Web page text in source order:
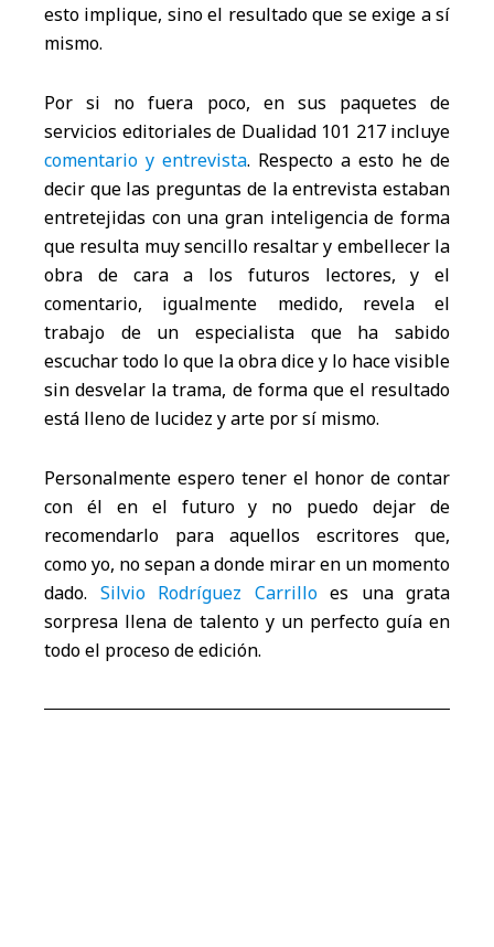
esto implique, sino el resultado que se exige a sí
mismo.
Por si no fuera poco, en sus paquetes de
servicios editoriales de Dualidad 101 217 incluye
comentario y entrevista. Respecto a esto he de
decir que las preguntas de la entrevista estaban
entretejidas con una gran inteligencia de forma
que resulta muy sencillo resaltar y embellecer la
obra de cara a los futuros lectores, y el
comentario, igualmente medido, revela el
trabajo de un especialista que ha sabido
escuchar todo lo que la obra dice y lo hace visible
sin desvelar la trama, de forma que el resultado
está lleno de lucidez y arte por sí mismo.
Personalmente espero tener el honor de contar
con él en el futuro y no puedo dejar de
recomendarlo para aquellos escritores que,
como yo, no sepan a donde mirar en un momento
dado. Silvio Rodríguez Carrilloes una grata
sorpresa llena de talento y un perfecto guía en
todo el proceso de edición.